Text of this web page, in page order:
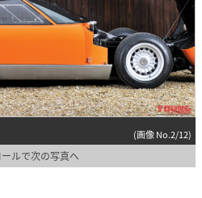
(画像 No.2/12)
ルで次の写真へ